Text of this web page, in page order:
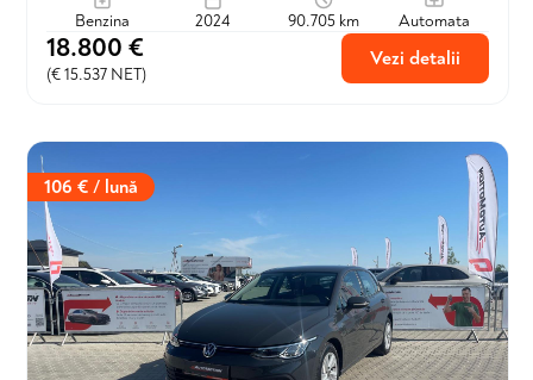
Benzina 2024 90.705 km Automata
18.800 €
(€ 15.537 NET)
Vezi detalii
106 € / lună